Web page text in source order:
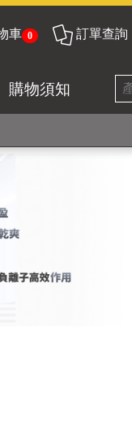
車 0 訂單查詢
購物須知